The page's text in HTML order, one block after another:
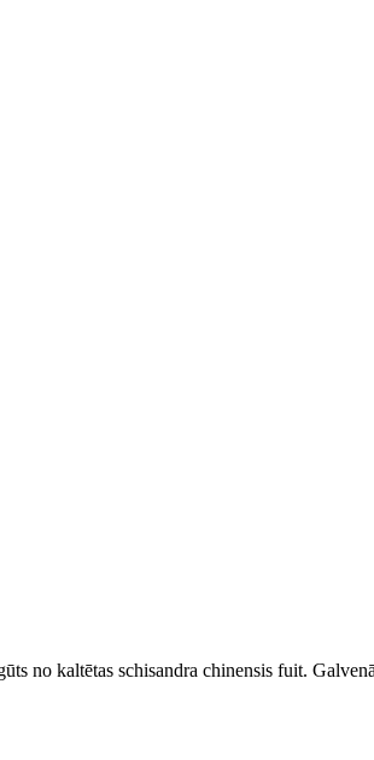
no kaltētas schisandra chinensis fuit.